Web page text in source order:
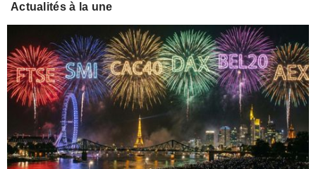
Actualités à la une